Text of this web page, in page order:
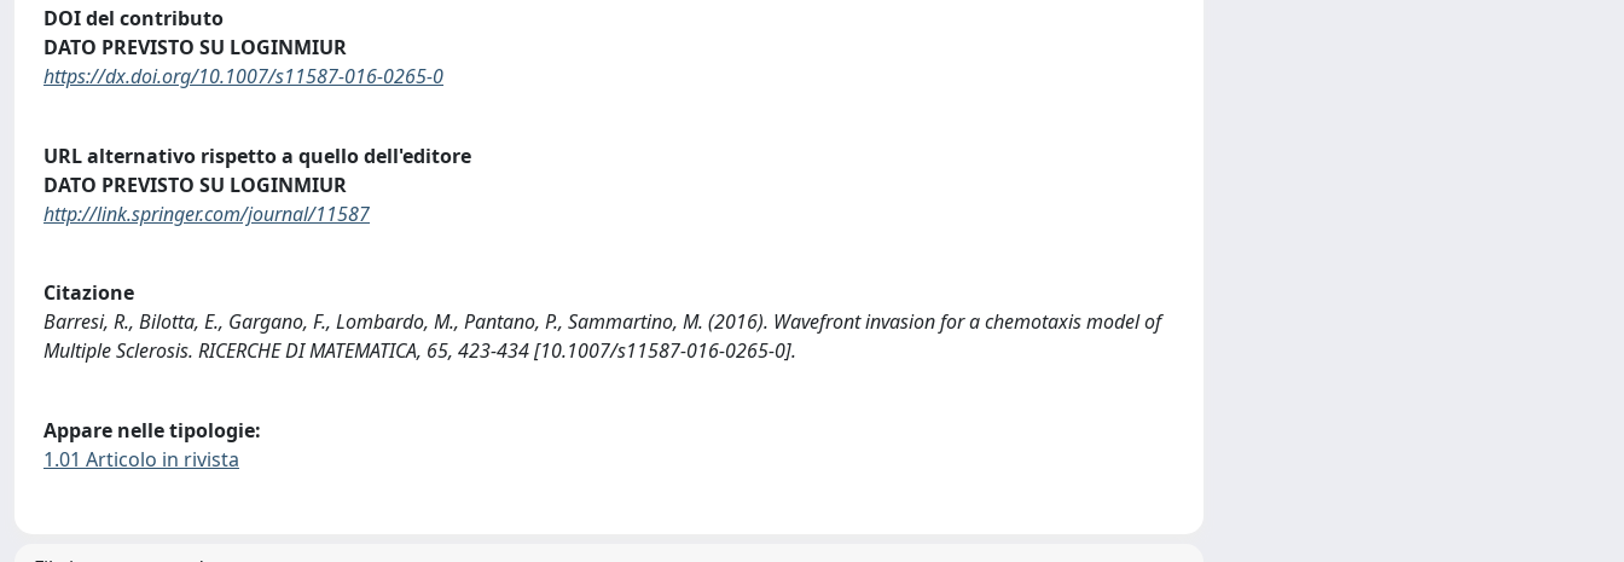
DOI del contributo
DATO PREVISTO SU LOGINMIUR
https://dx.doi.org/10.1007/s11587-016-0265-0
URL alternativo rispetto a quello dell'editore
DATO PREVISTO SU LOGINMIUR
http://link.springer.com/journal/11587
Citazione
Barresi, R., Bilotta, E., Gargano, F., Lombardo, M., Pantano, P., Sammartino, M. (2016). Wavefront invasion for a chemotaxis model of
Multiple Sclerosis. RICERCHE DI MATEMATICA, 65, 423-434 [10.1007/s11587-016-0265-0].
Appare nelle tipologie:
1.01 Articolo in rivista